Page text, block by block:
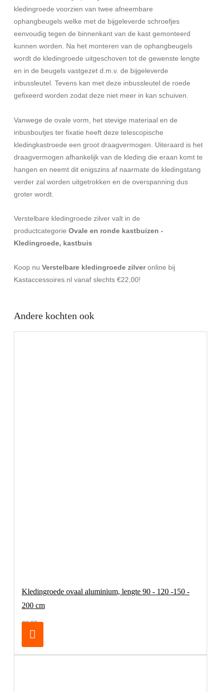
kledingroede voorzien van twee afneembare
ophangbeugels welke met de bijgeleverde schroefjes
eenvoudig tegen de binnenkant van de kast gemonteerd
kunnen worden. Na het monteren van de ophangbeugels
wordt de kledingroede uitgeschoven tot de gewenste lengte
en in de beugels vastgezet d.m.v. de bijgeleverde
inbussleutel. Tevens kan met deze inbussleutel de roede
gefixeerd worden zodat deze niet meer in kan schuiven.
Vanwege de ovale vorm, het stevige materiaal en de
inbusboutjes ter fixatie heeft deze telescopische
kledingkastroede een groot draagvermogen. Uiteraard is het
draagvermogen afhankelijk van de kleding die eraan komt te
hangen en neemt dit enigszins af naarmate de kledingstang
verder zal worden uitgetrokken en de overspanning dus
groter wordt.
Verstelbare kledingroede zilver valt in de
productcategorie Ovale en ronde kastbuizen -
Kledingroede, kastbuis
Koop nu Verstelbare kledingroede zilveronline bij
Kastaccessoires.nl vanaf slechts €22,00!
Andere kochten ook
Kledingroede ovaal aluminium, lengte 90 - 120 -150 -
200 cm
€6,95